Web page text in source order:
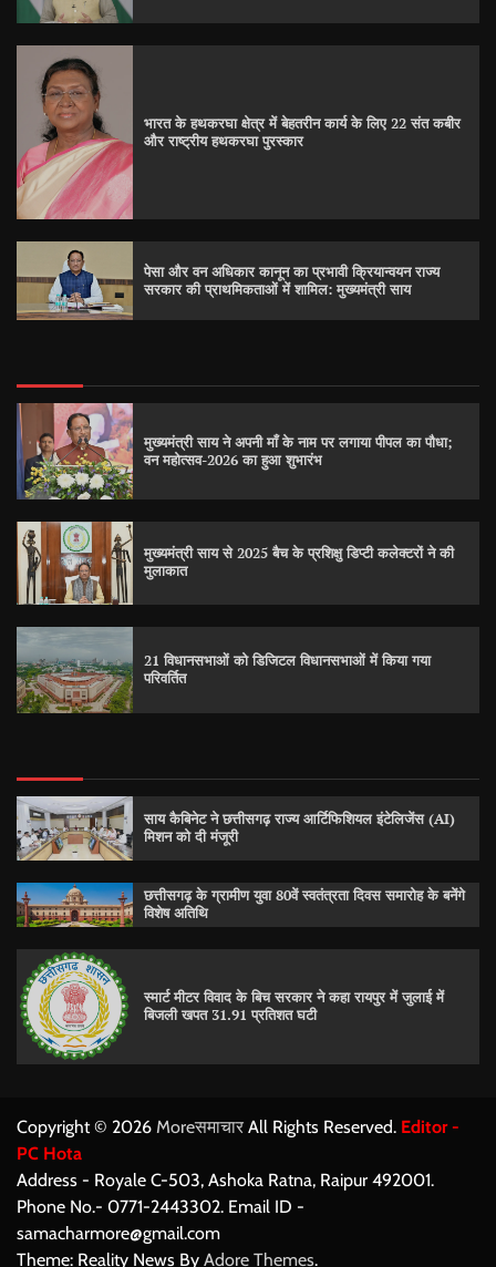
भारत के हथकरघा क्षेत्र में बेहतरीन कार्य के लिए 22 संत कबीर
और राष्ट्रीय हथकरघा पुरस्कार
पेसा और वन अधिकार कानून का प्रभावी क्रियान्वयन राज्य
सरकार की प्राथमिकताओं में शामिल: मुख्यमंत्री साय
मुख्यमंत्री साय ने अपनी माँ के नाम पर लगाया पीपल का पौधा;
वन महोत्सव-2026 का हुआ शुभारंभ
मुख्यमंत्री साय से 2025 बैच के प्रशिक्षु डिप्टी कलेक्टरों ने की
मुलाकात
21 विधानसभाओं को डिजिटल विधानसभाओं में किया गया
परिवर्तित
साय कैबिनेट ने छत्तीसगढ़ राज्य आर्टिफिशियल इंटेलिजेंस (AI)
मिशन को दी मंजूरी
छत्तीसगढ़ के ग्रामीण युवा 80वें स्वतंत्रता दिवस समारोह के बनेंगे
विशेष अतिथि
स्मार्ट मीटर विवाद के बिच सरकार ने कहा रायपुर में जुलाई में
बिजली खपत 31.91 प्रतिशत घटी
Copyright © 2026 Moreसमाचार All Rights Reserved. Editor -
PC Hota
Address - Royale C-503, Ashoka Ratna, Raipur 492001.
Phone No.- 0771-2443302. Email ID -
samacharmore@gmail.com
Theme: Reality News By Adore Themes.